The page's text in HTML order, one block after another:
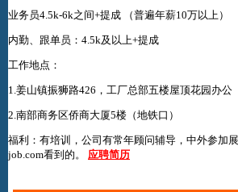
业务员4.5k-6k之间+提成 （普遍年薪10万以上）
内勤、跟单员：4.5k及以上+提成
工作地点：
1.姜山镇振狮路426，工厂总部五楼屋顶花园办公
2.南部商务区侨商大厦5楼（地铁口）
福利：有培训，公司有常年顾问辅导，中外参加
job.com看到的。 应聘简历